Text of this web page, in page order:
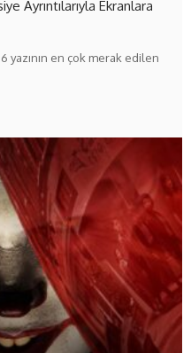
Ayrıntılarıyla Ekranlara
yazının en çok merak edilen